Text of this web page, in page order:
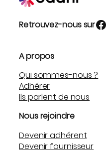
Retrouvez-nous surFacebook
A propos
Qui sommes-nous ?
Adhérer
Ils parlent de nous
Nous rejoindre
Devenir adhérent
Devenir fournisseur